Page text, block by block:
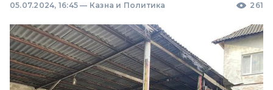
05.07.2024, 16:45 — Казна и Политика 261